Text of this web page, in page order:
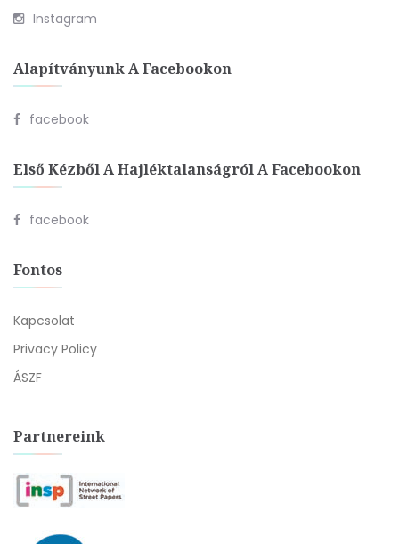
Instagram
Alapítványunk A Facebookon
facebook
Első Kézből A Hajléktalanságról A Facebookon
facebook
Fontos
Kapcsolat
Privacy Policy
ÁSZF
Partnereink